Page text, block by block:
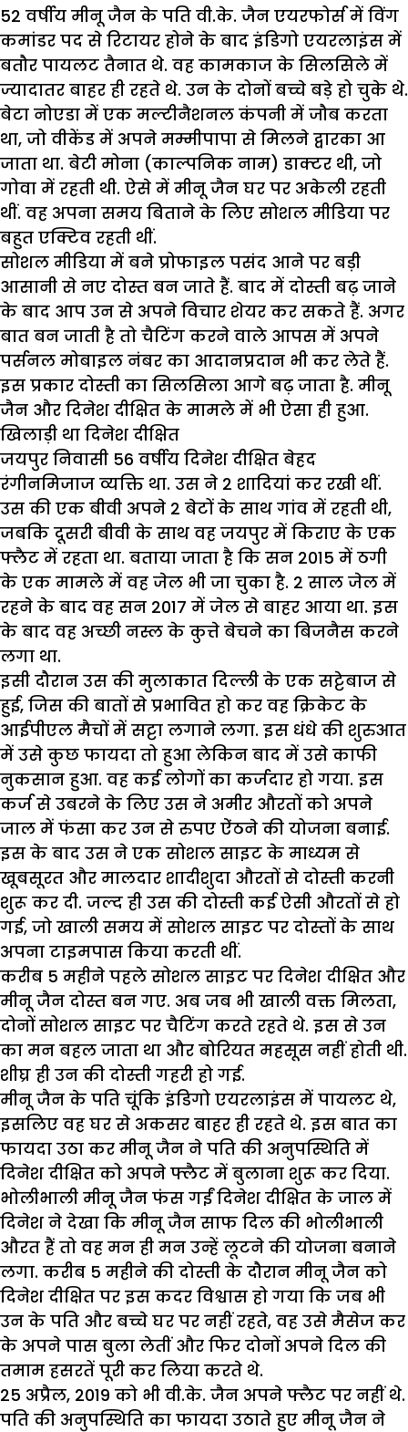
52 वर्षीय मीनू जैन के पति वी.के. जैन एयरफोर्स में विंग
कमांडर पद से रिटायर होने के बाद इंडिगो एयरलाइंस में
बतौर पायलट तैनात थे. वह कामकाज के सिलसिले में
ज्यादातर बाहर ही रहते थे. उन के दोनों बच्चे बड़े हो चुके थे.
बेटा नोएडा में एक मल्टीनैशनल कंपनी में जौब करता
था, जो वीकेंड में अपने मम्मीपापा से मिलने द्वारका आ
जाता था. बेटी मोना (काल्पनिक नाम) डाक्टर थी, जो
गोवा में रहती थी. ऐसे में मीनू जैन घर पर अकेली रहती
थीं. वह अपना समय बिताने के लिए सोशल मीडिया पर
बहुत एक्टिव रहती थीं.
सोशल मीडिया में बने प्रोफाइल पसंद आने पर बड़ी
आसानी से नए दोस्त बन जाते हैं. बाद में दोस्ती बढ़ जाने
के बाद आप उन से अपने विचार शेयर कर सकते हैं. अगर
बात बन जाती है तो चैटिंग करने वाले आपस में अपने
पर्सनल मोबाइल नंबर का आदानप्रदान भी कर लेते हैं.
इस प्रकार दोस्ती का सिलसिला आगे बढ़ जाता है. मीनू
जैन और दिनेश दीक्षित के मामले में भी ऐसा ही हुआ.
खिलाड़ी था दिनेश दीक्षित
जयपुर निवासी 56 वर्षीय दिनेश दीक्षित बेहद
रंगीनमिजाज व्यक्ति था. उस ने 2 शादियां कर रखी थीं.
उस की एक बीवी अपने 2 बेटों के साथ गांव में रहती थी,
जबकि दूसरी बीवी के साथ वह जयपुर में किराए के एक
फ्लैट में रहता था. बताया जाता है कि सन 2015 में ठगी
के एक मामले में वह जेल भी जा चुका है. 2 साल जेल में
रहने के बाद वह सन 2017 में जेल से बाहर आया था. इस
के बाद वह अच्छी नस्ल के कुत्ते बेचने का बिजनैस करने
लगा था.
इसी दौरान उस की मुलाकात दिल्ली के एक सट्टेबाज से
हुई, जिस की बातों से प्रभावित हो कर वह क्रिकेट के
आईपीएल मैचों में सट्टा लगाने लगा. इस धंधे की शुरुआत
में उसे कुछ फायदा तो हुआ लेकिन बाद में उसे काफी
नुकसान हुआ. वह कई लोगों का कर्जदार हो गया. इस
कर्ज से उबरने के लिए उस ने अमीर औरतों को अपने
जाल में फंसा कर उन से रुपए ऐंठने की योजना बनाई.
इस के बाद उस ने एक सोशल साइट के माध्यम से
खूबसूरत और मालदार शादीशुदा औरतों से दोस्ती करनी
शुरू कर दी. जल्द ही उस की दोस्ती कई ऐसी औरतों से हो
गई, जो खाली समय में सोशल साइट पर दोस्तों के साथ
अपना टाइमपास किया करती थीं.
करीब 5 महीने पहले सोशल साइट पर दिनेश दीक्षित और
मीनू जैन दोस्त बन गए. अब जब भी खाली वक्त मिलता,
दोनों सोशल साइट पर चैटिंग करते रहते थे. इस से उन
का मन बहल जाता था और बोरियत महसूस नहीं होती थी.
शीघ्र ही उन की दोस्ती गहरी हो गई.
मीनू जैन के पति चूंकि इंडिगो एयरलाइंस में पायलट थे,
इसलिए वह घर से अकसर बाहर ही रहते थे. इस बात का
फायदा उठा कर मीनू जैन ने पति की अनुपस्थिति में
दिनेश दीक्षित को अपने फ्लैट में बुलाना शुरू कर दिया.
भोलीभाली मीनू जैन फंस गईं दिनेश दीक्षित के जाल में
दिनेश ने देखा कि मीनू जैन साफ दिल की भोलीभाली
औरत हैं तो वह मन ही मन उन्हें लूटने की योजना बनाने
लगा. करीब 5 महीने की दोस्ती के दौरान मीनू जैन को
दिनेश दीक्षित पर इस कदर विश्वास हो गया कि जब भी
उन के पति और बच्चे घर पर नहीं रहते, वह उसे मैसेज कर
के अपने पास बुला लेतीं और फिर दोनों अपने दिल की
तमाम हसरतें पूरी कर लिया करते थे.
25 अप्रैल, 2019 को भी वी.के. जैन अपने फ्लैट पर नहीं थे.
पति की अनुपस्थिति का फायदा उठाते हुए मीनू जैन ने